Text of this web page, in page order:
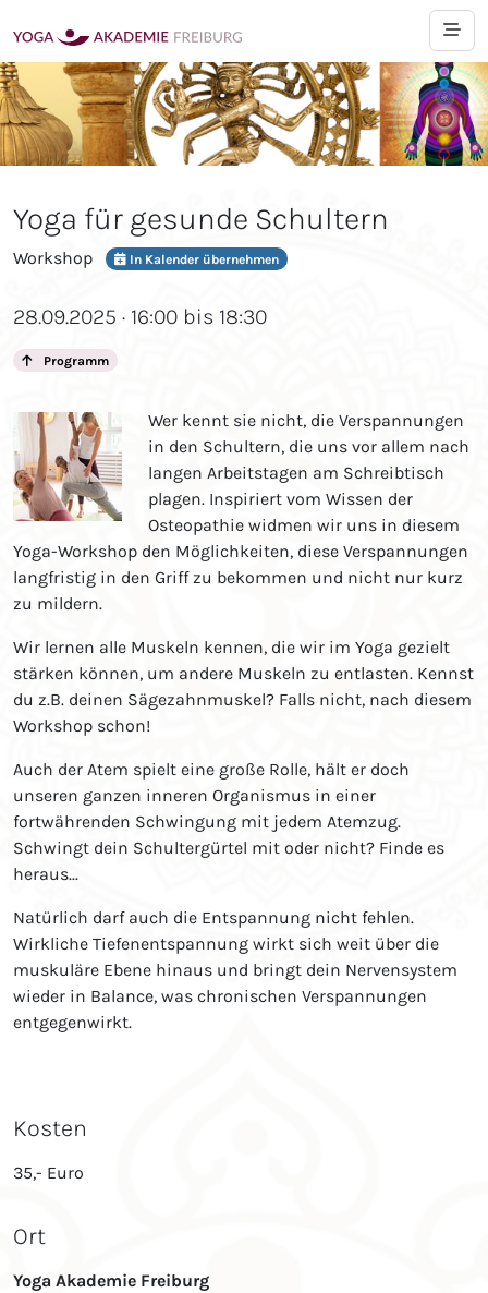
Yoga für gesunde Schultern
Workshop In Kalender übernehmen
28.09.2025 · 16:00 bis 18:30
Programm
Wer kennt sie nicht, die Verspannungen
in den Schultern, die uns vor allem nach
langen Arbeitstagen am Schreibtisch
plagen. Inspiriert vom Wissen der
Osteopathie widmen wir uns in diesem
Yoga-Workshop den Möglichkeiten, diese Verspannungen
langfristig in den Griff zu bekommen und nicht nur kurz
zu mildern.
Wir lernen alle Muskeln kennen, die wir im Yoga gezielt
stärken können, um andere Muskeln zu entlasten. Kennst
du z.B. deinen Sägezahnmuskel? Falls nicht, nach diesem
Workshop schon!
Auch der Atem spielt eine große Rolle, hält er doch
unseren ganzen inneren Organismus in einer
fortwährenden Schwingung mit jedem Atemzug.
Schwingt dein Schultergürtel mit oder nicht? Finde es
heraus...
Natürlich darf auch die Entspannung nicht fehlen.
Wirkliche Tiefenentspannung wirkt sich weit über die
muskuläre Ebene hinaus und bringt dein Nervensystem
wieder in Balance, was chronischen Verspannungen
entgegenwirkt.
Kosten
35,- Euro
Ort
Yoga Akademie Freiburg